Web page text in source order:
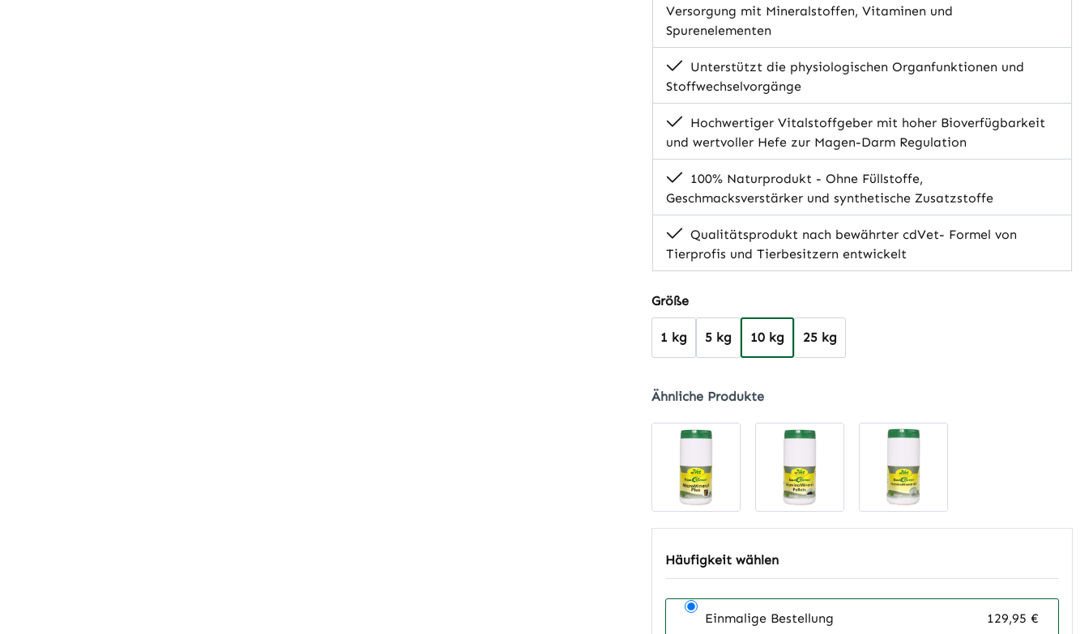
Versorgung mit Mineralstoffen, Vitaminen und
Spurenelementen
Unterstützt die physiologischen Organfunktionen und
Stoffwechselvorgänge
Hochwertiger Vitalstoffgeber mit hoher Bioverfügbarkeit
und wertvoller Hefe zur Magen-Darm Regulation
100% Naturprodukt - Ohne Füllstoffe,
Geschmacksverstärker und synthetische Zusatzstoffe
Qualitätsprodukt nach bewährter cdVet- Formel von
Tierprofis und Tierbesitzern entwickelt
Größeauswählen
1 kg 5 kg 10 kg 25 kg
Ähnliche Produkte
Häufigkeit wählen
Einmalige Bestellung 129,95 €